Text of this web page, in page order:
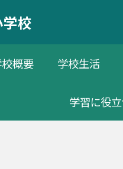
校
概要 学校生活
学習に役